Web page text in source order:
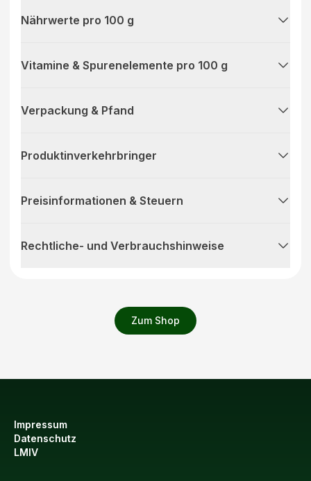
Zum Shop
Nährwerte pro 100 g
Vitamine & Spurenelemente pro 100 g
Verpackung & Pfand
Produktinverkehrbringer
Preisinformationen & Steuern
Rechtliche- und Verbrauchshinweise
Impressum
Datenschutz
LMIV